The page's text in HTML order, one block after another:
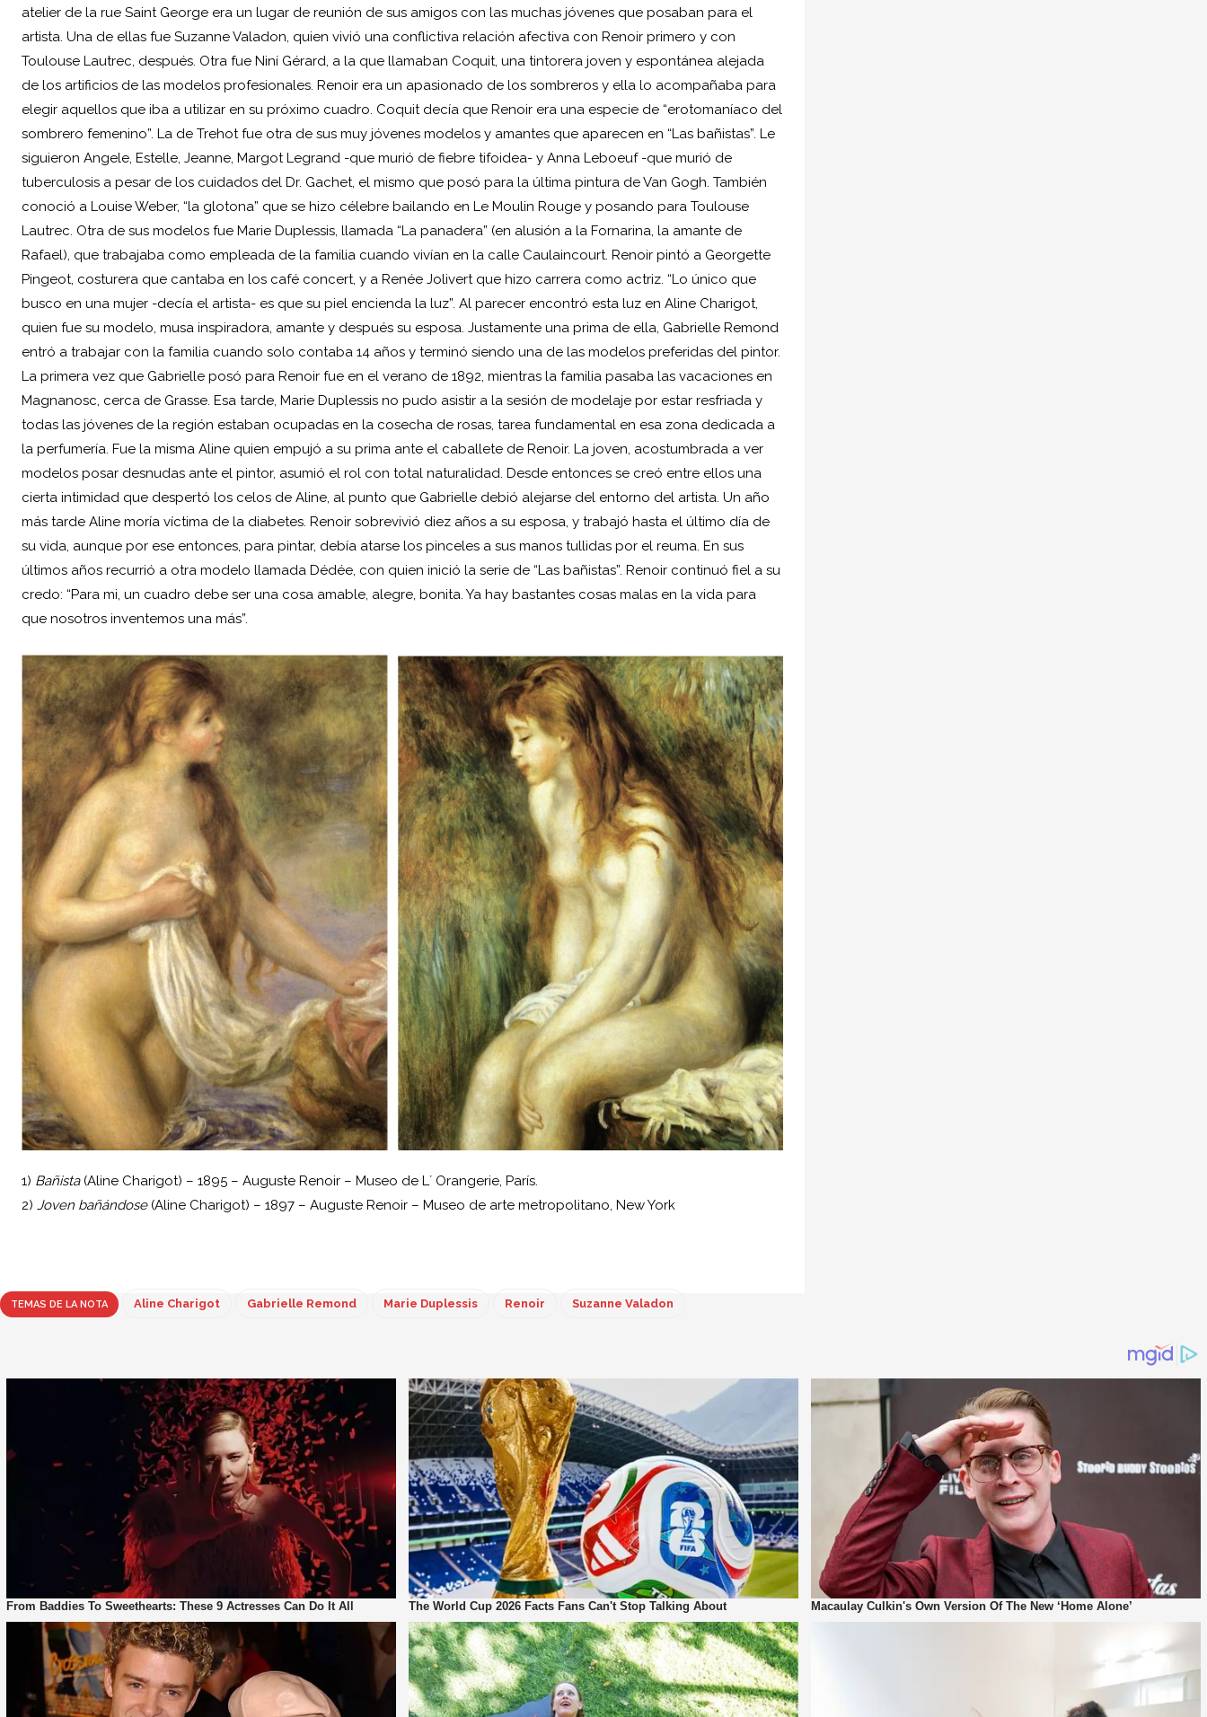
atelier de la rue Saint George era un lugar de reunión de sus amigos con las muchas jóvenes que posaban para el
artista. Una de ellas fue Suzanne Valadon, quien vivió una conflictiva relación afectiva con Renoir primero y con
Toulouse Lautrec, después. Otra fue Niní Gérard, a la que llamaban Coquit, una tintorera joven y espontánea alejada
de los artificios de las modelos profesionales. Renoir era un apasionado de los sombreros y ella lo acompañaba para
elegir aquellos que iba a utilizar en su próximo cuadro. Coquit decía que Renoir era una especie de “erotomaníaco del
sombrero femenino”. La de Trehot fue otra de sus muy jóvenes modelos y amantes que aparecen en “Las bañistas”. Le
siguieron Angele, Estelle, Jeanne, Margot Legrand -que murió de fiebre tifoidea- y Anna Leboeuf -que murió de
tuberculosis a pesar de los cuidados del Dr. Gachet, el mismo que posó para la última pintura de Van Gogh. También
conoció a Louise Weber, “la glotona” que se hizo célebre bailando en Le Moulin Rouge y posando para Toulouse
Lautrec. Otra de sus modelos fue Marie Duplessis, llamada “La panadera” (en alusión a la Fornarina, la amante de
Rafael), que trabajaba como empleada de la familia cuando vivían en la calle Caulaincourt. Renoir pintó a Georgette
Pingeot, costurera que cantaba en los café concert, y a Renée Jolivert que hizo carrera como actriz. “Lo único que
busco en una mujer -decía el artista- es que su piel encienda la luz”. Al parecer encontró esta luz en Aline Charigot,
quien fue su modelo, musa inspiradora, amante y después su esposa. Justamente una prima de ella, Gabrielle Remond
entró a trabajar con la familia cuando solo contaba 14 años y terminó siendo una de las modelos preferidas del pintor.
La primera vez que Gabrielle posó para Renoir fue en el verano de 1892, mientras la familia pasaba las vacaciones en
Magnanosc, cerca de Grasse. Esa tarde, Marie Duplessis no pudo asistir a la sesión de modelaje por estar resfriada y
todas las jóvenes de la región estaban ocupadas en la cosecha de rosas, tarea fundamental en esa zona dedicada a
la perfumería. Fue la misma Aline quien empujó a su prima ante el caballete de Renoir. La joven, acostumbrada a ver
modelos posar desnudas ante el pintor, asumió el rol con total naturalidad. Desde entonces se creó entre ellos una
cierta intimidad que despertó los celos de Aline, al punto que Gabrielle debió alejarse del entorno del artista. Un año
más tarde Aline moría víctima de la diabetes. Renoir sobrevivió diez años a su esposa, y trabajó hasta el último día de
su vida, aunque por ese entonces, para pintar, debía atarse los pinceles a sus manos tullidas por el reuma. En sus
últimos años recurrió a otra modelo llamada Dédée, con quien inició la serie de “Las bañistas”. Renoir continuó fiel a su
credo: “Para mi, un cuadro debe ser una cosa amable, alegre, bonita. Ya hay bastantes cosas malas en la vida para
que nosotros inventemos una más”.
1) Bañista(Aline Charigot) – 1895 – Auguste Renoir – Museo de L´ Orangerie, París.
2) Joven bañándose(Aline Charigot) – 1897 – Auguste Renoir – Museo de arte metropolitano, New York
TEMAS DE LA NOTA Aline Charigot Gabrielle Remond Marie Duplessis Renoir Suzanne Valadon